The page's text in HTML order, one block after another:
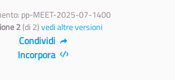
pp-MEET-2025-07-1400
2(di 2)vedi altre versioni
Condividi
Incorpora